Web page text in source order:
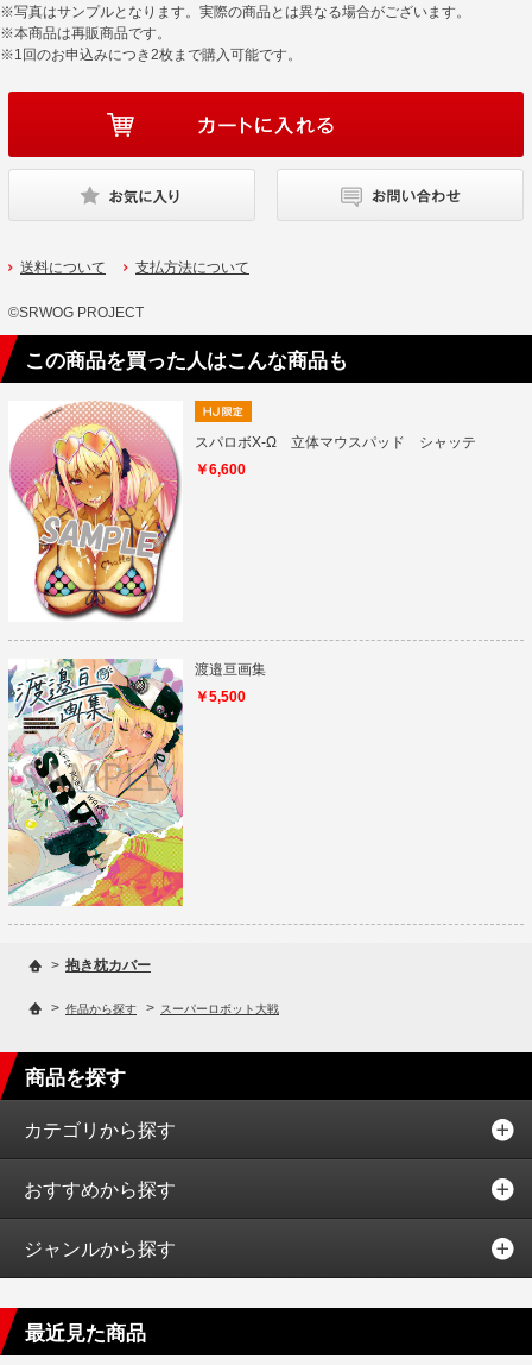
※写真はサンプルとなります。実際の商品とは異なる場合がございます。
※本商品は再販商品です。
※1回のお申込みにつき2枚まで購入可能です。
送料について 支払方法について
©SRWOG PROJECT
この商品を買った人はこんな商品も
スパロボX-Ω 立体マウスパッド シャッテ
￥6,600
渡邉亘画集
￥5,500
> 抱き枕カバー
> 作品から探す > スーパーロボット大戦
商品を探す
カテゴリから探す
おすすめから探す
ジャンルから探す
最近見た商品